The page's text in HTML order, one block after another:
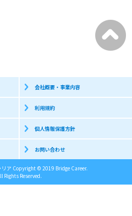
会社概要・事業内容
利用規約
個人情報保護方針
お問い合わせ
ア Copyright © 2019 Bridge Career.
Rights Reserved.